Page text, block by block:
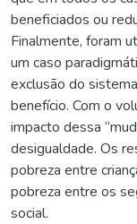
beneficiados ou
Finalmente, foram
um caso
exclusão do
benefício. Com o
impacto dessa
desigualdade. Os
pobreza entre
pobreza entre os
social.